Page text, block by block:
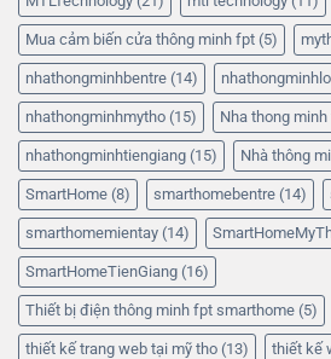
Mua cảm biến cửa thông minh fpt (5)
nhathongminhbentre (14)
nhathongminhmytho (15) Nha thong
nhathongminhtiengiang (15) Nhà thông
SmartHome (8) smarthomebentre (14)
smarthomemientay (14)
SmartHomeTienGiang (16)
Thiết bị điện thông minh fpt smarthome (5)
thiết kế trang web tại mỹ tho (13) thiết kế